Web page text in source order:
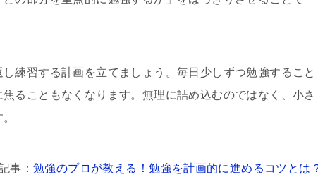
練習する計画を立てましょう。毎日少しずつ勉強すること
ることもなくなります。無理に詰め込むのではなく、小さ
事： 勉強のプロが教える！勉強を計画的に進めるコツとは